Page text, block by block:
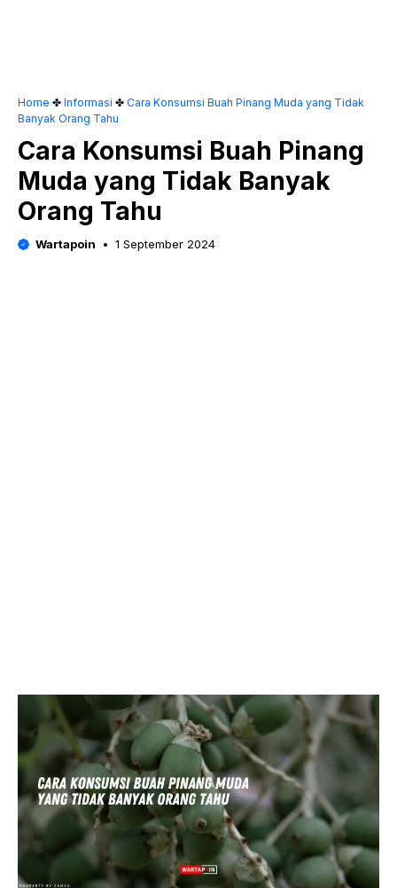
Home ✤ Informasi ✤ Cara Konsumsi Buah Pinang Muda yang Tidak
Banyak Orang Tahu
Cara Konsumsi Buah Pinang
Muda yang Tidak Banyak
Orang Tahu
Wartapoin 1 September 2024